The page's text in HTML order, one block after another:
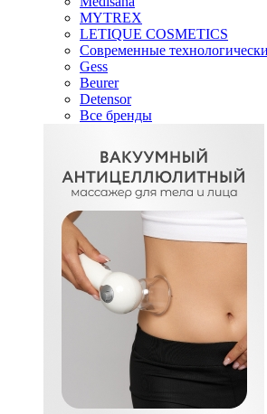
MYTREX
LETIQUE COSMETICS
Современные
Gess
Beurer
Detensor
Все бренды